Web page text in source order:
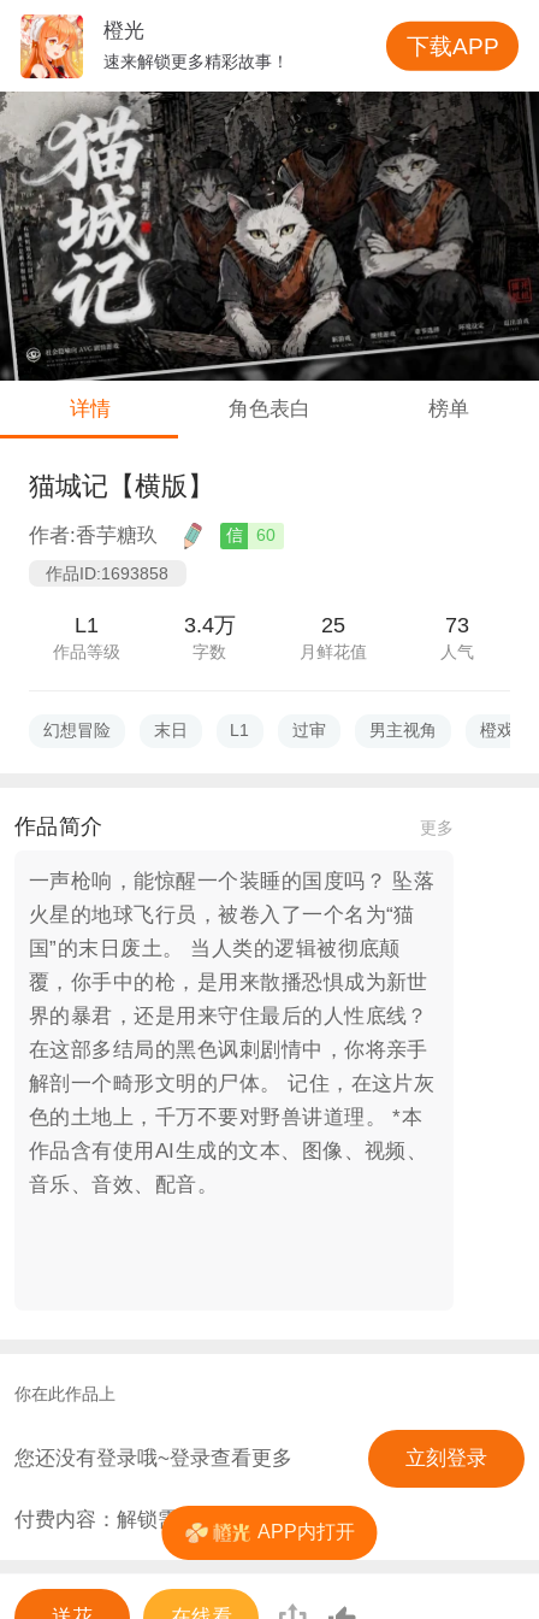
详情 角色表白 榜单
猫城记【横版】
作者:香芋糖玖 信
60
作品ID:1693858
L1
作品等级
3.4万
字数
25
月鲜花值
73
人气
幻想冒险 末日 L1 过审 男主视角 橙戏（
作品简介 更多
一声枪响，能惊醒一个装睡的国度吗？ 坠落
火星的地球飞行员，被卷入了一个名为“猫
国”的末日废土。 当人类的逻辑被彻底颠
覆，你手中的枪，是用来散播恐惧成为新世
界的暴君，还是用来守住最后的人性底线？
在这部多结局的黑色讽刺剧情中，你将亲手
解剖一个畸形文明的尸体。 记住，在这片灰
色的土地上，千万不要对野兽讲道理。 *本
作品含有使用AI生成的文本、图像、视频、
音乐、音效、配音。
你在此作品上
您还没有登录哦~登录查看更多 立刻登录
付费内容：解锁需 0花
橙光
速来解锁更多精彩故事！
下载APP
APP内打开